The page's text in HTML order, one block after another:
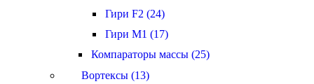
Гири F2 (24)
Гири M1 (17)
Компараторы массы (25)
Вортексы (13)